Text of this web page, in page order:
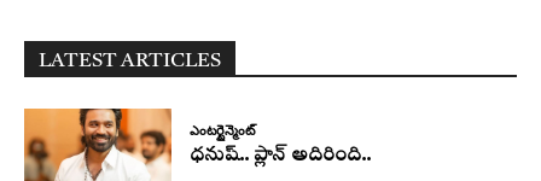
LATEST ARTICLES
ఎంటర్టైన్మెంట్
ధనుష్‌.. ప్లాన్ అదిరింది..